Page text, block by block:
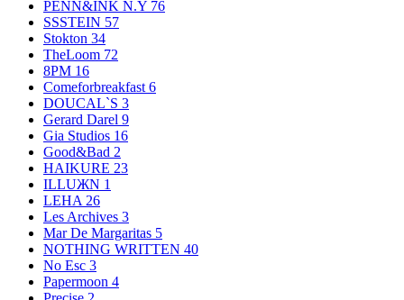
PENN&INK N.Y 76
SSSTEIN 57
Stokton 34
TheLoom 72
8PM 16
Comeforbreakfast 6
DOUCAL`S 3
Gerard Darel 9
Gia Studios 16
Good&Bad 2
HAIKURE 23
ILLUЖN 1
LEHA 26
Les Archives 3
Mar De Margaritas 5
NOTHING WRITTEN 40
No Esc 3
Papermoon 4